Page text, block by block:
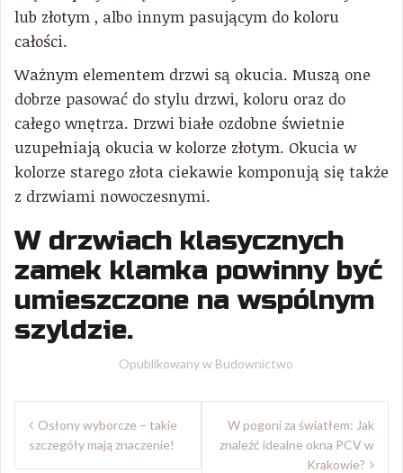
lub złotym , albo innym pasującym do koloru
całości.
Ważnym elementem drzwi są okucia. Muszą one
dobrze pasować do stylu drzwi, koloru oraz do
całego wnętrza. Drzwi białe ozdobne świetnie
uzupełniają okucia w kolorze złotym. Okucia w
kolorze starego złota ciekawie komponują się także
z drzwiami nowoczesnymi.
W drzwiach klasycznych
zamek klamka powinny być
umieszczone na wspólnym
szyldzie.
Opublikowany w Budownictwo
Nawigacja
wpisu
Osłony wyborcze – takie
szczegóły mają znaczenie!
W pogoni za światłem: Jak
znaleźć idealne okna PCV w
Krakowie?